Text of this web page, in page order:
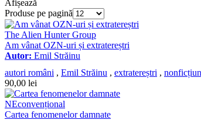
Afișează
Produse pe pagină
The Alien Hunter Group
Am vânat OZN-uri și extratereștri
Autor: Emil Străinu
autori români , Emil Străinu , extratereștri ,
90,00 lei
NEconvențional
Cartea fenomenelor damnate